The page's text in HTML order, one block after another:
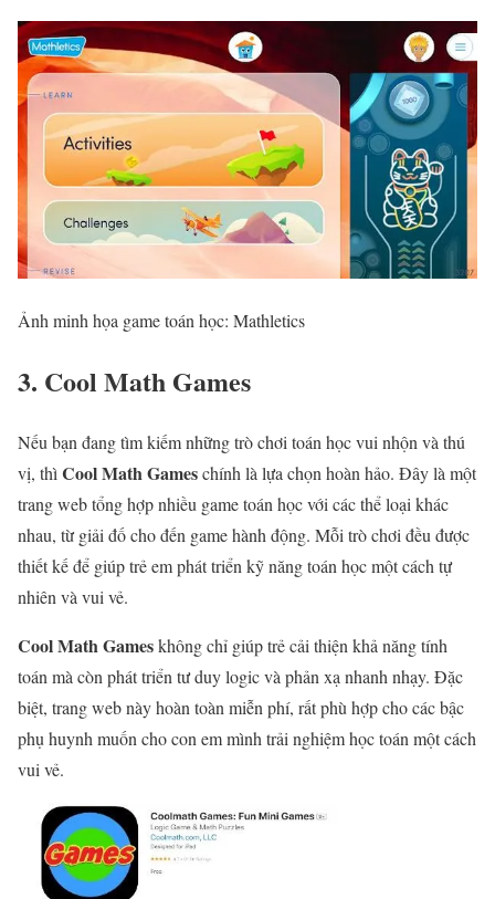
Ảnh minh họa game toán học: Mathletics
3. Cool Math Games
Nếu bạn đang tìm kiếm những trò chơi toán học vui nhộn và thú
vị, thìCool Math Gameschính là lựa chọn hoàn hảo. Đây là một
trang web tổng hợp nhiều game toán học với các thể loại khác
nhau, từ giải đố cho đến game hành động. Mỗi trò chơi đều được
thiết kế để giúp trẻ em phát triển kỹ năng toán học một cách tự
nhiên và vui vẻ.
Cool Math Gameskhông chỉ giúp trẻ cải thiện khả năng tính
toán mà còn phát triển tư duy logic và phản xạ nhanh nhạy. Đặc
biệt, trang web này hoàn toàn miễn phí, rất phù hợp cho các bậc
phụ huynh muốn cho con em mình trải nghiệm học toán một cách
vui vẻ.